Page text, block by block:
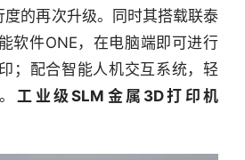
的再次升级。同时其搭载联泰
软件ONE，在电脑端即可进行
；配合智能人机交互系统，轻
工业级SLM金属3D打印机